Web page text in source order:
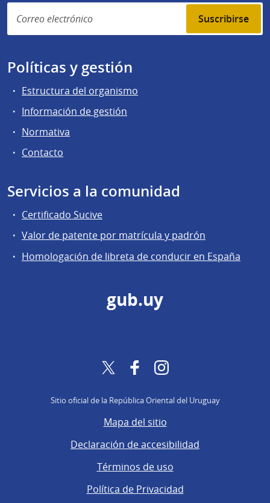
Suscribirse
Políticas y gestión
Estructura del organismo
Información de gestión
Normativa
Contacto
Servicios a la comunidad
Certificado Sucive
Valor de patente por matrícula y padrón
Homologación de libreta de conducir en España
gub.uy
Twitter FacebookInstagram
Sitio oficial de la República Oriental del Uruguay
Mapa del sitio
Declaración de accesibilidad
Términos de uso
Política de Privacidad